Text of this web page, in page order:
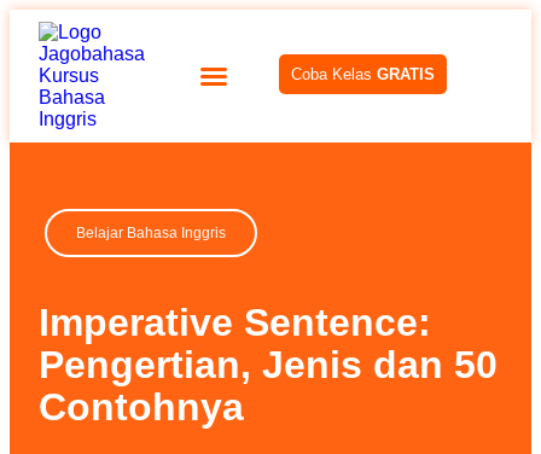
Coba Kelas GRATIS
Belajar Bahasa Inggris
Imperative Sentence:
Pengertian, Jenis dan 50
Contohnya